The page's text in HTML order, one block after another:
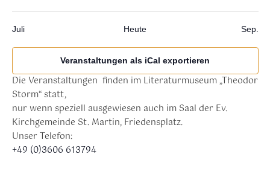
Juli Heute Sep.
Veranstaltungen als iCal exportieren
Die Veranstaltungen finden im Literaturmuseum „Theodor
Storm“ statt,
nur wenn speziell ausgewiesen auch im Saal der Ev.
Kirchgemeinde St. Martin, Friedensplatz.
Unser Telefon:
+49 (0)3606 613794